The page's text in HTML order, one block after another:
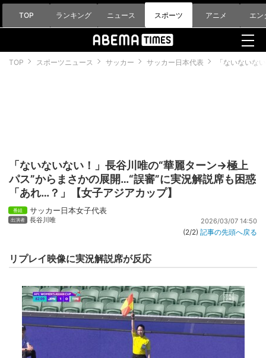
TOP ランキング ニュース スポーツ アニメ エン
TOP スポーツニュース サッカー サッカー日本代表 「ないないな
「ないないない！」長谷川唯の“華麗ターン→極上
パス”からまさかの展開…“誤審”に実況解説席も困惑
「あれ…？」【女子アジアカップ】
サッカー日本女子代表
長谷川唯 2026/03/07 14:50
(2/2) 記事の先頭へ戻る
リプレイ映像に実況解説席が反応